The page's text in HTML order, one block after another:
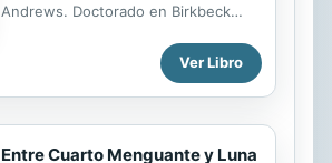
Andrews. Doctorado en Birkbeck
Preparó su tesis doctoral sobre Juan
Larrea, The Poetry of Juan Larrea,
1975, publicado por la Universidad
del País Vasco (La poesía de Juan
Ver Libro
Entre Cuarto Menguante y Luna